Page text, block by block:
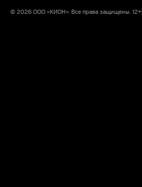
© 2026 ООО «КИОН». Все права защищены. 12+